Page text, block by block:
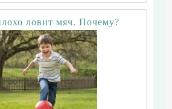
ловит мяч. Почему?